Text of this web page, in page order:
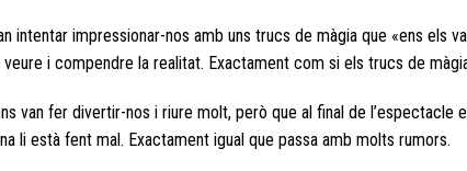
intentar impressionar-nos amb uns trucs de màgia que «ens els
i compendre la realitat. Exactament com si els trucs de
van fer divertir-nos i riure molt, però que al final de
li està fent mal. Exactament igual que passa amb molts rumors.